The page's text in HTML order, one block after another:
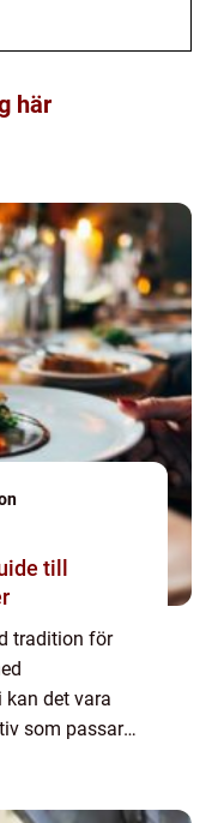
här
tradition för
det vara
som passar